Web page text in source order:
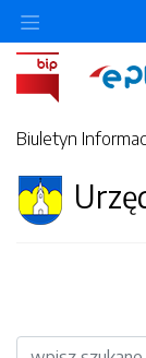
Biuletyn
Wyszukiwarka